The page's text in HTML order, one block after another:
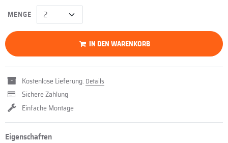
MENGE
IN DEN WARENKORB
Kostenlose Lieferung. Details
Sichere Zahlung
Einfache Montage
Eigenschaften